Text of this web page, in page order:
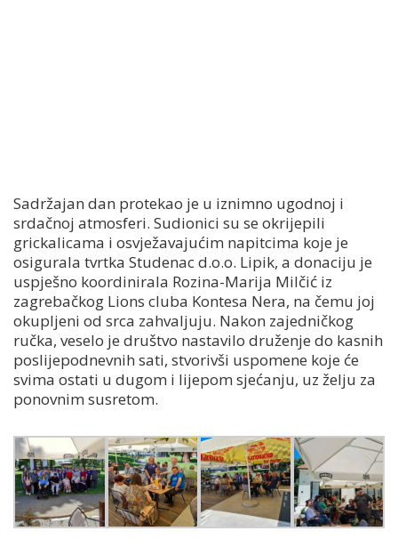
Sadržajan dan protekao je u iznimno ugodnoj i
srdačnoj atmosferi. Sudionici su se okrijepili
grickalicama i osvježavajućim napitcima koje je
osigurala tvrtka Studenac d.o.o. Lipik, a donaciju je
uspješno koordinirala Rozina-Marija Milčić iz
zagrebačkog Lions cluba Kontesa Nera, na čemu joj
okupljeni od srca zahvaljuju. Nakon zajedničkog
ručka, veselo je društvo nastavilo druženje do kasnih
poslijepodnevnih sati, stvorivši uspomene koje će
svima ostati u dugom i lijepom sjećanju, uz želju za
ponovnim susretom.